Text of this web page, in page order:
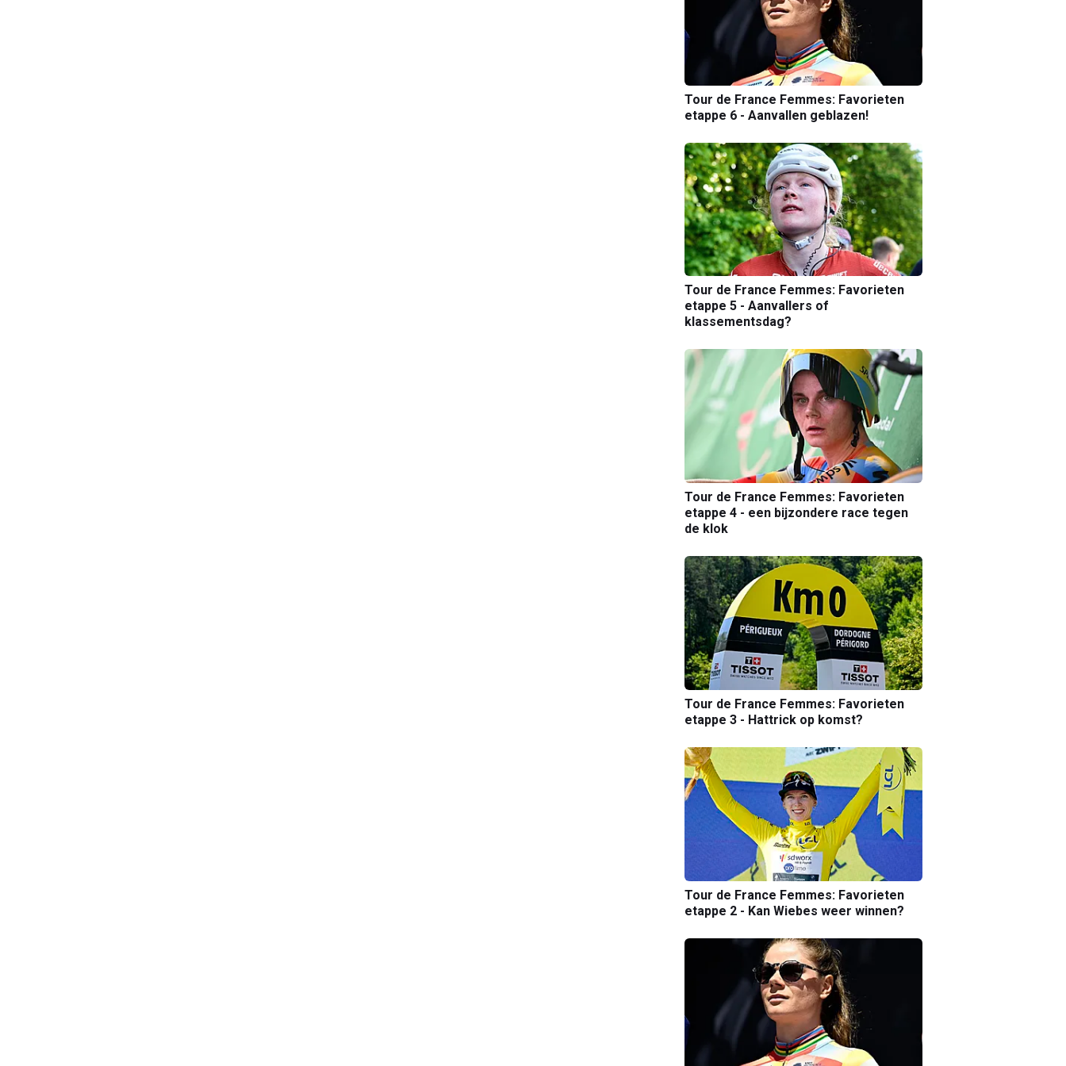
Tour de France Femmes: Favorieten
etappe 6 - Aanvallen geblazen!
Tour de France Femmes: Favorieten
etappe 5 - Aanvallers of
klassementsdag?
Tour de France Femmes: Favorieten
etappe 4 - een bijzondere race tegen
de klok
Tour de France Femmes: Favorieten
etappe 3 - Hattrick op komst?
Tour de France Femmes: Favorieten
etappe 2 - Kan Wiebes weer winnen?